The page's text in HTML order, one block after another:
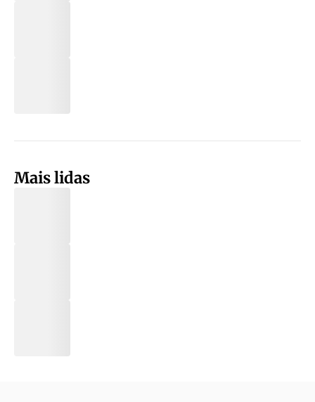
Mais lidas